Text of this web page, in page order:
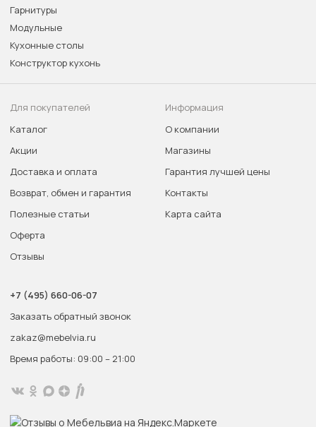
Гарнитуры
Модульные
Кухонные столы
Конструктор кухонь
Для покупателей
Каталог
Акции
Доставка и оплата
Возврат, обмен и гарантия
Полезные статьи
Оферта
Отзывы
Информация
О компании
Магазины
Гарантия лучшей цены
Контакты
Карта сайта
+7 (495) 660-06-07
Заказать обратный звонок
zakaz@mebelvia.ru
Время работы: 09:00 – 21:00